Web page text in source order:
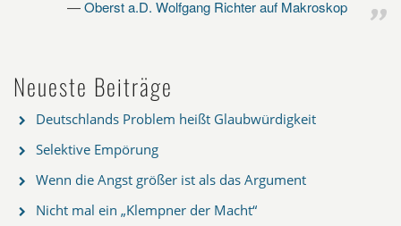
Oberst a.D. Wolfgang Richter auf Makroskop
Neueste Beiträge
Deutschlands Problem heißt Glaubwürdigkeit
Selektive Empörung
Wenn die Angst größer ist als das Argument
Nicht mal ein „Klempner der Macht“